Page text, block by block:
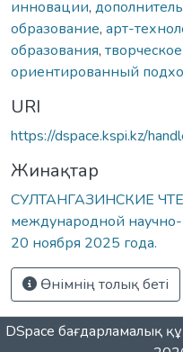
инновации,
образование, арт-
образования,
ориентированный
URI
https://dspace.kspi.kz/
Жинақтар
СУЛТАНГАЗИНСКИЕ
международной
20 ноября 2025 года.
Өнімнің толық беті
DSpace бағдарламалық